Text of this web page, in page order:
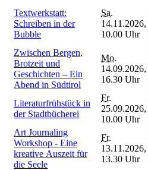
Textwerkstatt:
Schreiben in der
Bubble
Sa.
14.11.2026,
10.00 Uhr
Zwischen Bergen,
Brotzeit und
Geschichten – Ein
Abend in Südtirol
Mo.
14.09.2026,
16.30 Uhr
Literaturfrühstück in
der Stadtbücherei
Fr.
25.09.2026,
10.00 Uhr
Art Journaling
Workshop - Eine
kreative Auszeit für
die Seele
Fr.
13.11.2026,
13.30 Uhr